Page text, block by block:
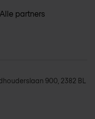
partners
900, 2382 BL